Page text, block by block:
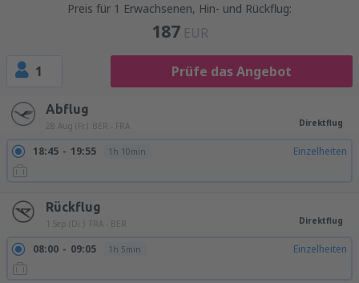
Preis für 1 Erwachsenen, Hin- und Rückflug:
187 EUR
1 Prüfe das Angebot
Abflug
28 Aug (Fr.) BER - FRA Direktflug
18:45 19:55 1h 10min Einzelheiten
Rückflug
1 Sep (Di.) FRA - BER Direktflug
08:00 09:05 1h 5min Einzelheiten